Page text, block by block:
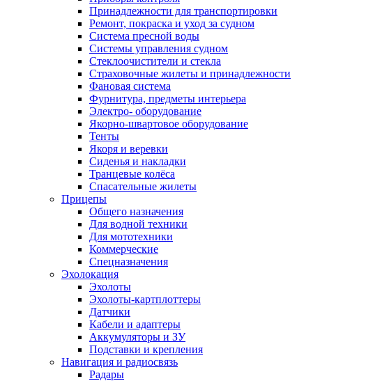
Принадлежности для транспортировки
Ремонт, покраска и уход за судном
Система пресной воды
Системы управления судном
Стеклоочистители и стекла
Страховочные жилеты и принадлежности
Фановая система
Фурнитура, предметы интерьера
Электро- оборудование
Якорно-швартовое оборудование
Тенты
Якоря и веревки
Сиденья и накладки
Транцевые колёса
Спасательные жилеты
Прицепы
Общего назначения
Для водной техники
Для мототехники
Коммерческие
Спецназначения
Эхолокация
Эхолоты
Эхолоты-картплоттеры
Датчики
Кабели и адаптеры
Аккумуляторы и ЗУ
Подставки и крепления
Навигация и радиосвязь
Радары